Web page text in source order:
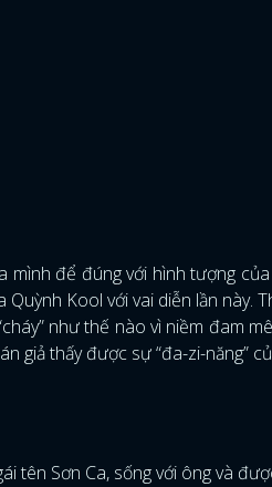
mình để đúng với hình tượng
Kool với vai diễn lần này.
như thế nào vì niềm đam
giả thấy được sự “đa-zi-năng”
tên Sơn Ca, sống với ông và